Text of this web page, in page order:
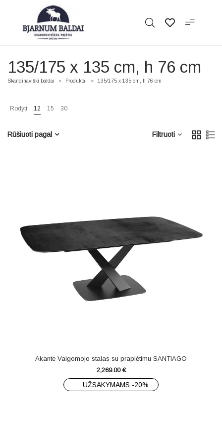
135/175 x 135 cm, h 76 cm
Skandinaviški baldai > Produktai > 135/175 x 135 cm, h 76 cm
Rodyti 12 15 30
Filtruoti
Rūšiuoti pagal
Akante Valgomojo stalas su praplėtimu SANTIAGO
2,269.00 €
UŽSAKYMAMS -20%